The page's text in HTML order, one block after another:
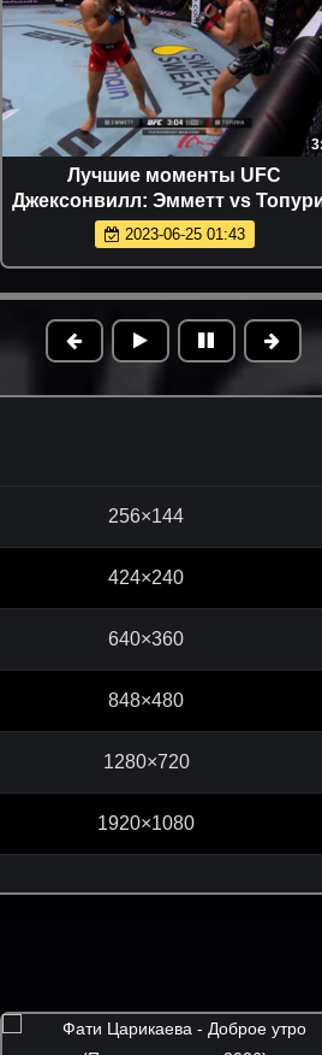
Лучшие моменты UFC
Джексонвилл: Эмметт vs
2023-06-25 01:43
256×144
424×240
640×360
848×480
1280×720
1920×1080